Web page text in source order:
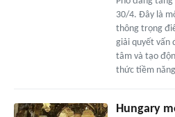
30/4. Đây là
thông trọng
giải quyết vấn
tâm và tạo
thức tiềm năng
Hungary